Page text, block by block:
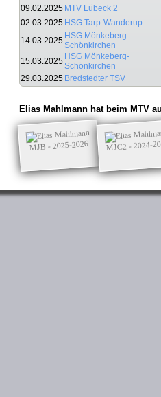
09.02.2025 MTV Lübeck 2
02.03.2025 HSG Tarp-Wanderup
14.03.2025 HSG Mönkeberg-
Schönkirchen
15.03.2025 HSG Mönkeberg-
Schönkirchen
29.03.2025 Bredstedter TSV
Elias Mahlmann hat beim MTV
MJB - 2025-2026 MJC2 - 2024-